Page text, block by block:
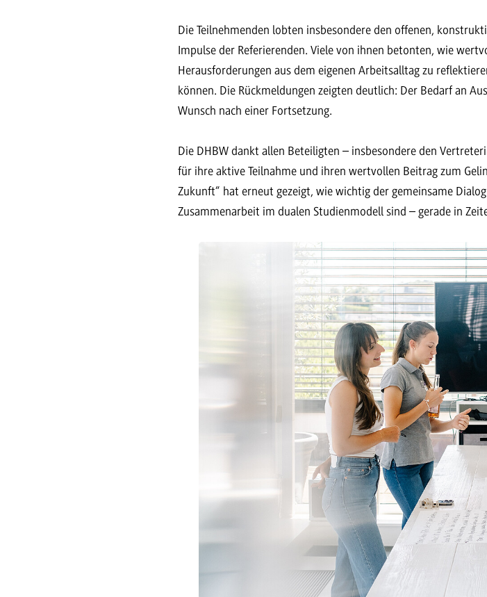
Die Teilnehmenden lobten insbesondere den offenen,
Impulse der Referierenden. Viele von ihnen betonten, wie
Herausforderungen aus dem eigenen Arbeitsalltag zu
können. Die Rückmeldungen zeigten deutlich: Der Bedarf an
Wunsch nach einer Fortsetzung.
Die DHBW dankt allen Beteiligten – insbesondere den
für ihre aktive Teilnahme und ihren wertvollen Beitrag zum
Zukunft“ hat erneut gezeigt, wie wichtig der gemeinsame
Zusammenarbeit im dualen Studienmodell sind – gerade in